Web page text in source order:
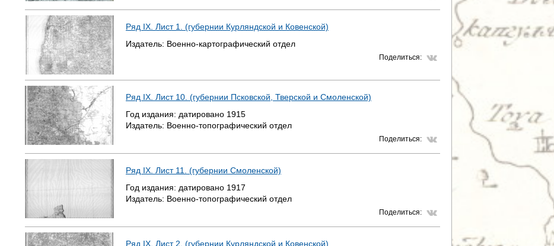
Ряд IX. Лист 1. (губернии Курляндской и Ковенской)
Издатель: Военно-картографический отдел
Поделиться:
Ряд IX. Лист 10. (губернии Псковской, Тверской и Смоленской)
Год издания: датировано 1915
Издатель: Военно-топографический отдел
Поделиться:
Ряд IX. Лист 11. (губернии Смоленской)
Год издания: датировано 1917
Издатель: Военно-топографический отдел
Поделиться:
Ряд IX. Лист 2. (губернии Курляндской и Ковенской)